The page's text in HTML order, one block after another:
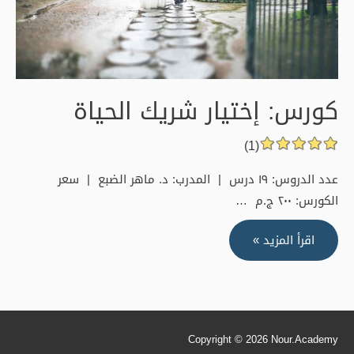
كورس: إختيار شريك الحياة
(1)
عدد الدروس: ١٩ درس | المدرب: د. ماهر الضبع | سعر
الكورس: ٢٠٠ ج.م …
كورس:
إختيار
اقرأ المزيد »
Copyright © 2026 Nour.Academy